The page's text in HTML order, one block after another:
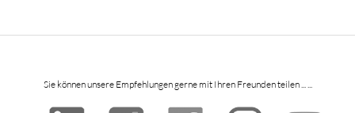
Sie können unsere Empfehlungen gerne mit Ihren Freunden teilen ... ...